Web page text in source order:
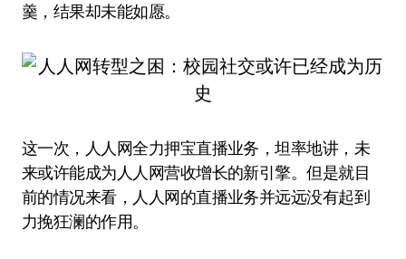
羹，结果却未能如愿。
这一次，人人网全力押宝直播业务，坦率地讲，未
来或许能成为人人网营收增长的新引擎。但是就目
前的情况来看，人人网的直播业务并远远没有起到
力挽狂澜的作用。